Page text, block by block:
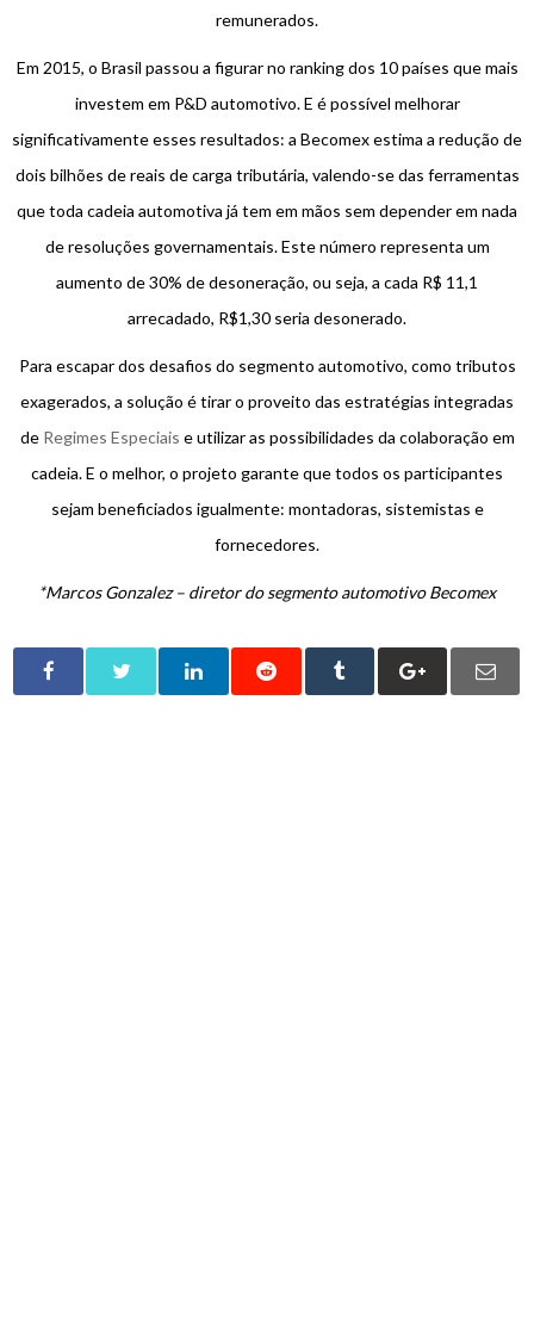
remunerados.
Em 2015, o Brasil passou a figurar no ranking dos 10 países que mais
investem em P&D automotivo. E é possível melhorar
significativamente esses resultados: a Becomex estima a redução de
dois bilhões de reais de carga tributária, valendo-se das ferramentas
que toda cadeia automotiva já tem em mãos sem depender em nada
de resoluções governamentais. Este número representa um
aumento de 30% de desoneração, ou seja, a cada R$ 11,1
arrecadado, R$1,30 seria desonerado.
Para escapar dos desafios do segmento automotivo, como tributos
exagerados, a solução é tirar o proveito das estratégias integradas
de Regimes Especiais e utilizar as possibilidades da colaboração em
cadeia. E o melhor, o projeto garante que todos os participantes
sejam beneficiados igualmente: montadoras, sistemistas e
fornecedores.
*Marcos Gonzalez – diretor do segmento automotivo Becomex